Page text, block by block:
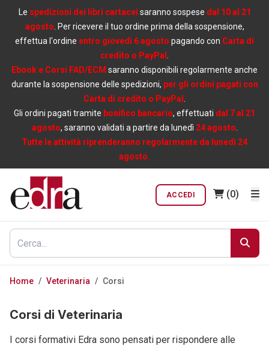
Le spedizioni dei libri cartacei saranno sospese dal 10 al 21
agosto . Per ricevere il tuo ordine prima della sospensione,
effettua l'ordine entro giovedì 6 agosto pagando con Carta di
credito o PayPal
Ebook e Corsi FAD/ECM saranno disponibili regolarmente anche
durante la sospensione delle spedizioni, per gli ordini pagati con
Carta di credito o PayPal
Gli ordini pagati tramite bonifico bancario, effettuati dal 7 al 21
agosto, saranno validati a partire da lunedì 24 agosto
Tutte le attività riprenderanno regolarmente da lunedì 24
agosto.
ACCEDI (0)
Home / Veterinaria / Corsi
Corsi di Veterinaria
I corsi formativi Edra sono pensati per rispondere alle